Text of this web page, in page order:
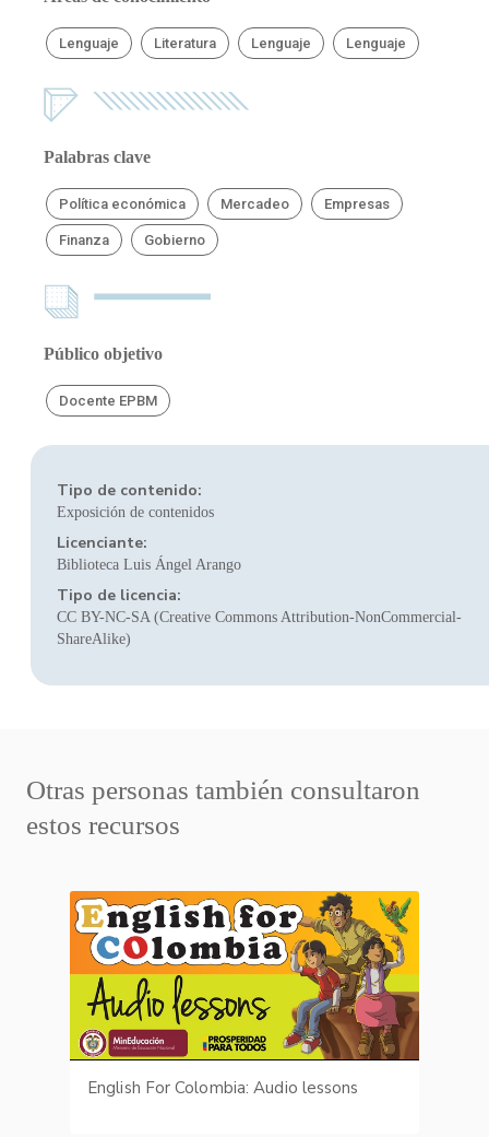
Lenguaje Literatura Lenguaje Lenguaje
Palabras clave
Política económica Mercadeo Empresas
Finanza Gobierno
Público objetivo
Docente EPBM
Tipo de contenido:
Exposición de contenidos
Licenciante:
Biblioteca Luis Ángel Arango
Tipo de licencia:
CC BY-NC-SA (Creative Commons Attribution-NonCommercial-
ShareAlike)
Otras personas también consultaron
estos recursos
English For Colombia: Audio lessons